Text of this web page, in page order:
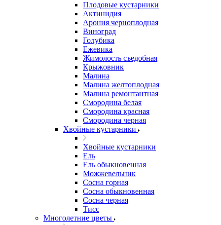
Плодовые кустарники
Актинидия
Арония черноплодная
Виноград
Голубика
Ежевика
Жимолость съедобная
Крыжовник
Малина
Малина желтоплодная
Малина ремонтантная
Смородина белая
Смородина красная
Смородина черная
Хвойные кустарники
Хвойные кустарники
Ель
Ель обыкновенная
Можжевельник
Сосна горная
Сосна обыкновенная
Сосна черная
Тисс
Многолетние цветы